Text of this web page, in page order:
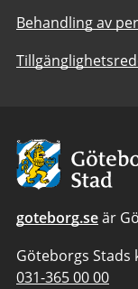
Behandling av
Avsändare:
Göteborgs
Stad
goteborg.seär
Göteborgs Stads
Telefonnummer
031-365 00 00